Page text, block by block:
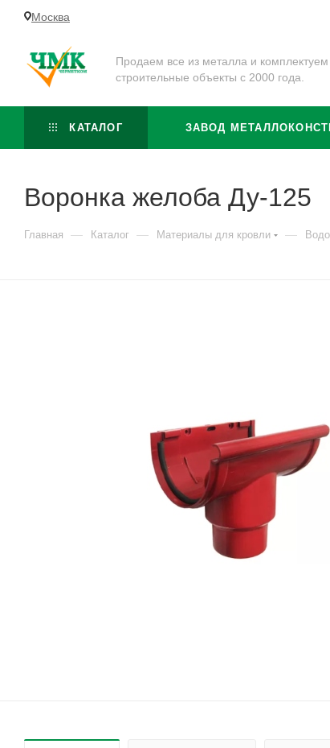
Москва
Продаем все из металла и комплектуем
строительные объекты с 2000 года.
КАТАЛОГ ЗАВОД
Воронка желоба Ду-125
Главная — Каталог — Материалы для кровли —